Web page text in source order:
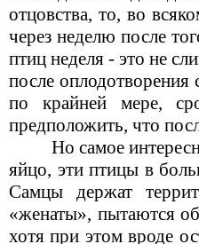
отцовства, то, во
через неделю после
птиц неделя - это не
после оплодотворения
по крайней мере,
предположить, что
Но самое
яйцо, эти птицы в
Самцы держат
«женаты», пытаются
хотя при этом вроде